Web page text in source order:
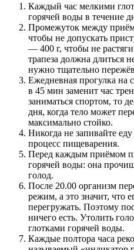
Каждый час мелкими
горячей воды в течение
Промежуток между
чтобы не допускать
— 400 г, чтобы не
трапеза должна длиться
нужно тщательно
Ежедневная прогулка на
в 45 мин заменит час
заниматься спортом, то
дня, когда тело может
максимально стойко.
Никогда не запивайте
процесс пищеварения.
Перед каждым приёмом
горячей воды: она
голод.
После 20.00 организм
режим, а это значит, что
перегружать. Поэтому
ничего есть. Утолить
глотками горячей воды.
Каждые полтора часа